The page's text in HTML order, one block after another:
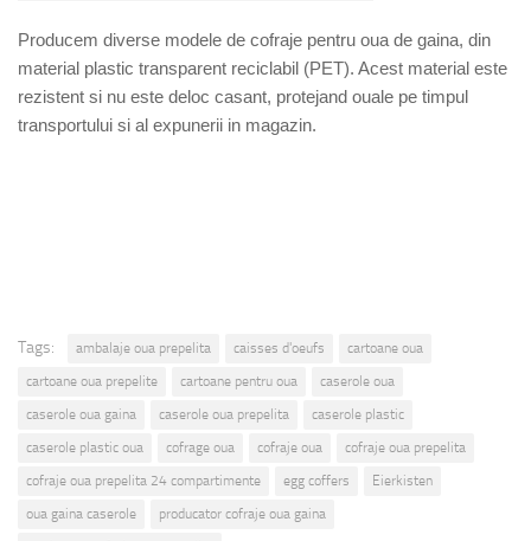
Producem diverse modele de cofraje pentru oua de gaina, din
material plastic transparent reciclabil (PET). Acest material este
rezistent si nu este deloc casant, protejand ouale pe timpul
transportului si al expunerii in magazin.
Tags: ambalaje oua prepelita caisses d'oeufs
cartoane oua
cartoane oua prepelite
cartoane pentru oua
caserole oua
caserole oua gaina
caserole oua prepelita
caserole plastic
caserole plastic oua
cofrage oua cofraje oua
cofraje oua prepelita
cofraje oua prepelita 24 compartimente
egg coffers
Eierkisten
oua gaina caserole
producator cofraje oua gaina